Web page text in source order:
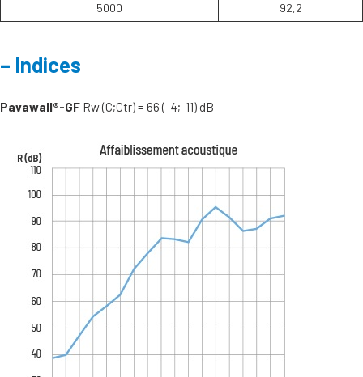
5000
92,2
Indices
Pavawall®-GF Rw (C;Ctr) = 66 (-4;-11) dB